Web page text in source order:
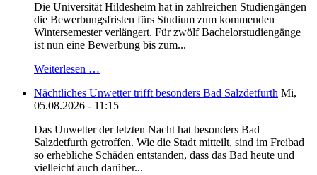
Die Universität Hildesheim hat in zahlreichen Studiengängen
die Bewerbungsfristen fürs Studium zum kommenden
Wintersemester verlängert. Für zwölf Bachelorstudiengänge
ist nun eine Bewerbung bis zum...
Weiterlesen …
Nächtliches Unwetter trifft besonders Bad Salzdetfurth Mi,
05.08.2026 - 11:15
Das Unwetter der letzten Nacht hat besonders Bad
Salzdetfurth getroffen. Wie die Stadt mitteilt, sind im Freibad
so erhebliche Schäden entstanden, dass das Bad heute und
vielleicht auch darüber...